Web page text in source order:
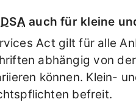
DSA auch für kleine
Act gilt für alle
abhängig von
können. Klein-
befreit.